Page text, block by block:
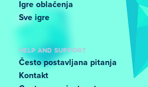
Igre oblačenja
Sve igre
HELP AND SUPPORT
Često postavljana pitanja
Kontakt